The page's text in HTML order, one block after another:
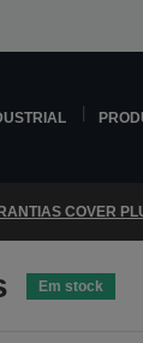
COVER
Em stock